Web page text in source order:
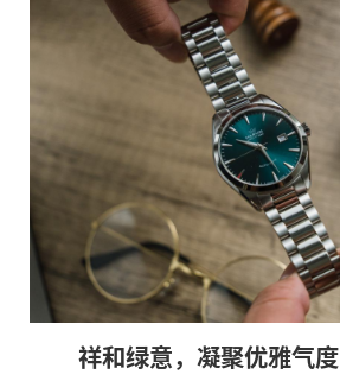
祥和绿意，凝聚优雅气度